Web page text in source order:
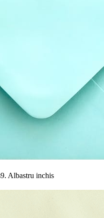
9. Albastru inchis